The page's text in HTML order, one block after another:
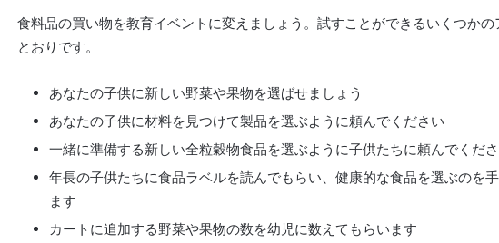
食料品の買い物を教育イベントに変えましょう。試すことができるいくつか
とおりです。
あなたの子供に新しい野菜や果物を選ばせましょう
あなたの子供に材料を見つけて製品を選ぶように頼んでください
一緒に準備する新しい全粒穀物食品を選ぶように子供たちに頼んでくだ
年長の子供たちに食品ラベルを読んでもらい、健康的な食品を選ぶのを
ます
カートに追加する野菜や果物の数を幼児に数えてもらいます